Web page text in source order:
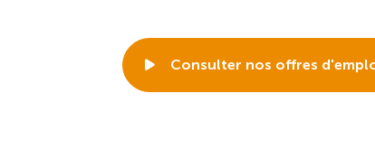
Consulter nos offres